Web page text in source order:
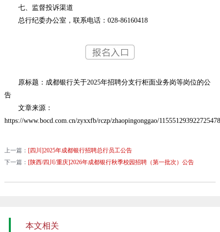
七、监督投诉渠道
总行纪委办公室，联系电话：028-86160418
原标题：成都银行关于2025年招聘分支行柜面业务岗等岗位的公
告
文章来源：
https://www.bocd.com.cn/zyxxfb/rczp/zhaopingonggao/
上一篇： [四川]2025年成都银行招聘总行员工公告
下一篇： [陕西/四川/重庆]2026年成都银行秋季校园招聘（第一批次）公告
本文相关